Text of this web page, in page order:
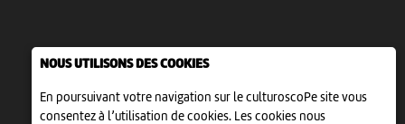
NOUS UTILISONS DES COOKIES
En poursuivant votre navigation sur le culturoscoPe site vous
consentez à l’utilisation de cookies. Les cookies nous